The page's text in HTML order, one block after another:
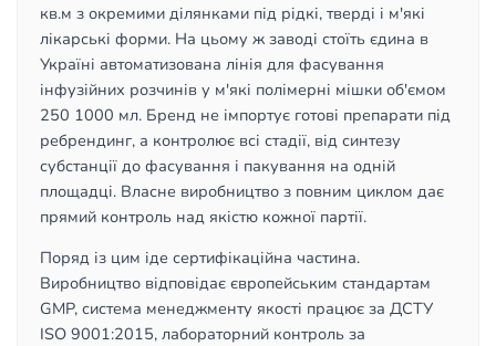
кв.м з окремими ділянками під рідкі, тверді і м'які
лікарські форми. На цьому ж заводі стоїть єдина в
Україні автоматизована лінія для фасування
інфузійних розчинів у м'які полімерні мішки об'ємом
250 1000 мл. Бренд не імпортує готові препарати під
ребрендинг, а контролює всі стадії, від синтезу
субстанції до фасування і пакування на одній
площадці. Власне виробництво з повним циклом дає
прямий контроль над якістю кожної партії.
Поряд із цим іде сертифікаційна частина.
Виробництво відповідає європейським стандартам
GMP, система менеджменту якості працює за ДСТУ
ISO 9001:2015, лабораторний контроль за